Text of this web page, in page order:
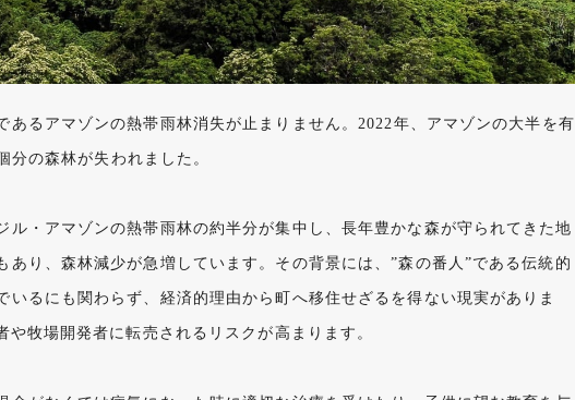
るアマゾンの熱帯雨林消失が止まりません。2022年、アマゾンの大半を有
の森林が失われました。
・アマゾンの熱帯雨林の約半分が集中し、長年豊かな森が守られてきた地
り、森林減少が急増しています。その背景には、”森の番人”である伝統的
るにも関わらず、経済的理由から町へ移住せざるを得ない現実がありま
牧場開発者に転売されるリスクが高まります。